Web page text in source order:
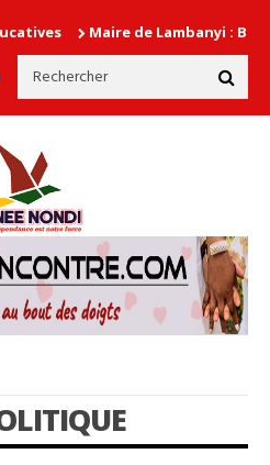
de Lambanyi : Baba Alimou Barry